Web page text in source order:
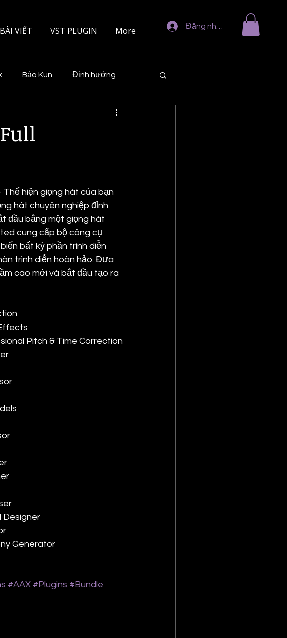
BÀI VIẾT VST PLUGIN More Đăng nhập
Bảo Kun Định hướng
hiện giọng hát của bạn
hát chuyên nghiệp đỉnh
đầu bằng một giọng hát
cung cấp bộ công cụ
bất kỳ phần trình diễn
trình diễn hoàn hảo. Đưa
cao mới và bắt đầu tạo ra
Pitch & Time Correction
Designer
Generator
#AAX #Plugins #Bundle